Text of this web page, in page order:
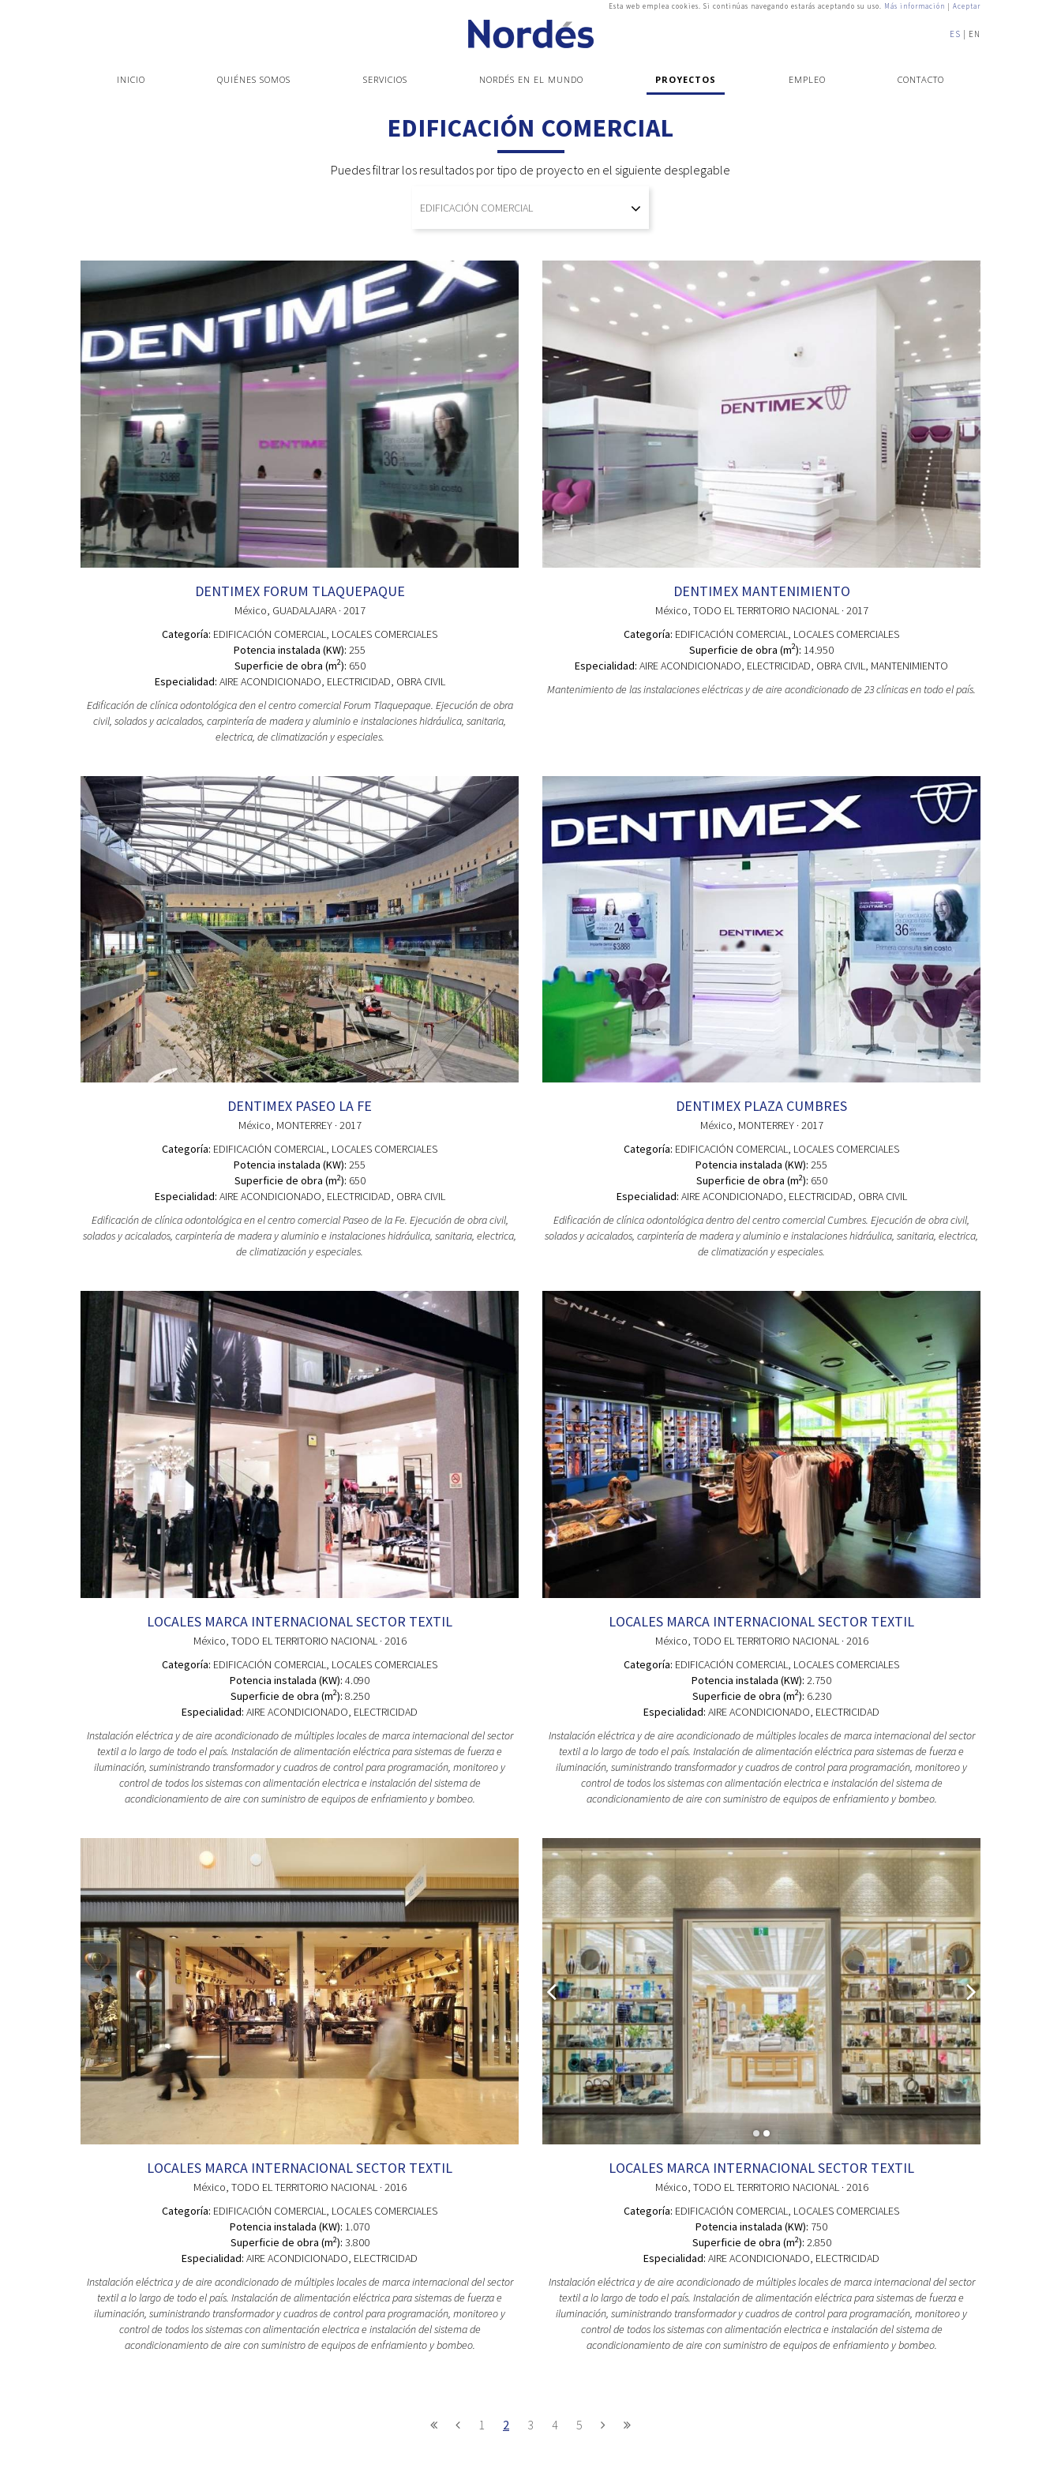
Esta web emplea cookies. Si continúas navegando estarás aceptando su uso. Más información | Aceptar
ES EN
INICIO QUIÉNES SOMOS SERVICIOS NORDÉS EN EL MUNDO PROYECTOS EMPLEO CONTACTO
EDIFICACIÓN COMERCIAL
Puedes filtrar los resultados por tipo de proyecto en el siguiente desplegable
DENTIMEX FORUM TLAQUEPAQUE
México , GUADALAJARA· 2017
Categoría: EDIFICACIÓN COMERCIAL
, LOCALES COMERCIALES
Potencia instalada (KW): 255
Superficie de obra (m2): 650
Especialidad: AIRE ACONDICIONADO, ELECTRICIDAD, OBRA CIVIL
Edificación de clínica odontológica den el centro comercial Forum Tlaquepaque. Ejecución de obra
civil, solados y acicalados, carpintería de madera y aluminio e instalaciones hidráulica, sanitaria,
electrica, de climatización y especiales.
DENTIMEX MANTENIMIENTO
México , TODO EL TERRITORIO NACIONAL · 2017
Categoría: EDIFICACIÓN COMERCIAL
, LOCALES COMERCIALES
Superficie de obra (m2): 14.950
Especialidad: AIRE ACONDICIONADO, ELECTRICIDAD, OBRA CIVIL, MANTENIMIENTO
Mantenimiento de las instalaciones eléctricas y de aire acondicionado de 23 clínicas en todo el país.
DENTIMEX PASEO LA FE
México, MONTERREY· 2017
Categoría: EDIFICACIÓN COMERCIAL, LOCALES COMERCIALES
Potencia instalada (KW): 255
Superficie de obra (m2): 650
Especialidad: AIRE ACONDICIONADO, ELECTRICIDAD, OBRA CIVIL
Edificación de clínica odontológica en el centro comercial Paseo de la Fe. Ejecución de obra civil,
solados y acicalados, carpintería de madera y aluminio e instalaciones hidráulica, sanitaria, electrica,
de climatización y especiales.
DENTIMEX PLAZA CUMBRES
México, MONTERREY· 2017
Categoría: EDIFICACIÓN COMERCIAL, LOCALES COMERCIALES
Potencia instalada (KW): 255
Superficie de obra (m2): 650
Especialidad: AIRE ACONDICIONADO, ELECTRICIDAD, OBRA CIVIL
Edificación de clínica odontológica dentro del centro comercial Cumbres. Ejecución de obra civil,
solados y acicalados, carpintería de madera y aluminio e instalaciones hidráulica, sanitaria, electrica,
de climatización y especiales.
LOCALES MARCA INTERNACIONAL SECTOR TEXTIL
México , TODO EL TERRITORIO NACIONAL · 2016
Categoría: EDIFICACIÓN COMERCIAL
, LOCALES COMERCIALES
Potencia instalada (KW): 4.090
Superficie de obra (m2): 8.250
Especialidad: AIRE ACONDICIONADO, ELECTRICIDAD
Instalación eléctrica y de aire acondicionado de múltiples locales de marca internacional del sector
textil a lo largo de todo el país. Instalación de alimentación eléctrica para sistemas de fuerza e
iluminación, suministrando transformador y cuadros de control para programación, monitoreo y
control de todos los sistemas con alimentación electrica e instalación del sistema de
acondicionamiento de aire con suministro de equipos de enfriamiento y bombeo.
LOCALES MARCA INTERNACIONAL SECTOR TEXTIL
México , TODO EL TERRITORIO NACIONAL · 2016
Categoría: EDIFICACIÓN COMERCIAL
, LOCALES COMERCIALES
Potencia instalada (KW): 2.750
Superficie de obra (m2): 6.230
Especialidad: AIRE ACONDICIONADO, ELECTRICIDAD
Instalación eléctrica y de aire acondicionado de múltiples locales de marca internacional del sector
textil a lo largo de todo el país. Instalación de alimentación eléctrica para sistemas de fuerza e
iluminación, suministrando transformador y cuadros de control para programación, monitoreo y
control de todos los sistemas con alimentación electrica e instalación del sistema de
acondicionamiento de aire con suministro de equipos de enfriamiento y bombeo.
LOCALES MARCA INTERNACIONAL SECTOR TEXTIL
México, TODO EL TERRITORIO NACIONAL· 2016
Categoría: EDIFICACIÓN COMERCIAL, LOCALES COMERCIALES
Potencia instalada (KW): 1.070
Superficie de obra (m2): 3.800
Especialidad: AIRE ACONDICIONADO, ELECTRICIDAD
Instalación eléctrica y de aire acondicionado de múltiples locales de marca internacional del sector
textil a lo largo de todo el país. Instalación de alimentación eléctrica para sistemas de fuerza e
iluminación, suministrando transformador y cuadros de control para programación, monitoreo y
control de todos los sistemas con alimentación electrica e instalación del sistema de
acondicionamiento de aire con suministro de equipos de enfriamiento y bombeo.
LOCALES MARCA INTERNACIONAL SECTOR TEXTIL
México, TODO EL TERRITORIO NACIONAL· 2016
Categoría: EDIFICACIÓN COMERCIAL, LOCALES COMERCIALES
Potencia instalada (KW): 750
Superficie de obra (m2): 2.850
Especialidad: AIRE ACONDICIONADO, ELECTRICIDAD
Instalación eléctrica y de aire acondicionado de múltiples locales de marca internacional del sector
textil a lo largo de todo el país. Instalación de alimentación eléctrica para sistemas de fuerza e
iluminación, suministrando transformador y cuadros de control para programación, monitoreo y
control de todos los sistemas con alimentación electrica e instalación del sistema de
acondicionamiento de aire con suministro de equipos de enfriamiento y bombeo.
1 2 3 4 5